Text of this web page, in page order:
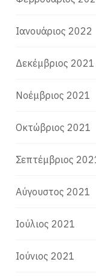
Ιανουάριος 2022
Δεκέμβριος 2021
Νοέμβριος 2021
Οκτώβριος 2021
Σεπτέμβριος
Αύγουστος 2021
Ιούλιος 2021
Ιούνιος 2021